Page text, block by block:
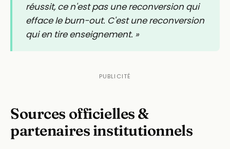
réussit, ce n'est pas une reconversion qui
efface le burn-out. C'est une reconversion
qui en tire enseignement. »
Sources officielles &
partenaires institutionnels